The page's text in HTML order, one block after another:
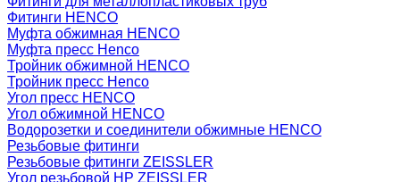
Фитинги HENCO
Муфта обжимная HENCO
Муфта пресс Henco
Тройник обжимной HENCO
Тройник пресс Henco
Угол пресс HENCO
Угол обжимной HENCO
Водорозетки и соединители обжимные HENCO
Резьбовые фитинги
Резьбовые фитинги ZEISSLER
Угол резьбовой НР ZEISSLER